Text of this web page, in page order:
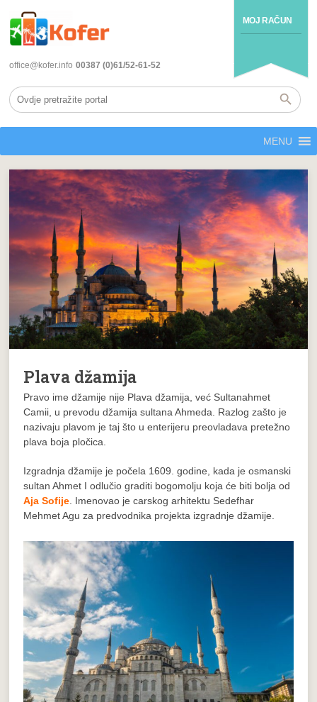
MOJ RAČUN
office@kofer.info 00387 (0)61/52-61-52
MENU
Plava džamija
Pravo ime džamije nije Plava džamija, već Sultanahmet
Camii, u prevodu džamija sultana Ahmeda. Razlog zašto je
nazivaju plavom je taj što u enterijeru preovladava pretežno
plava boja pločica.
Izgradnja džamije je počela 1609. godine, kada je osmanski
sultan Ahmet I odlučio graditi bogomolju koja će biti bolja od
Aja Sofije . Imenovao je carskog arhitektu Sedefhar
Mehmet Agu za predvodnika projekta izgradnje džamije.